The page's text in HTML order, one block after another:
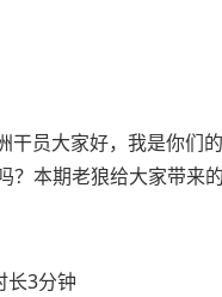
干员大家好，我是你们
？本期老狼给大家带来
长3分钟